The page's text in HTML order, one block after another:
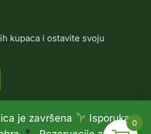
je završena
Isporuka
kupaca i ostavite svoju
0